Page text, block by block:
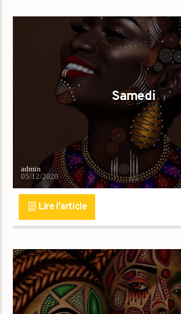
Samedi
admin
05/12/2020
Lire l'article